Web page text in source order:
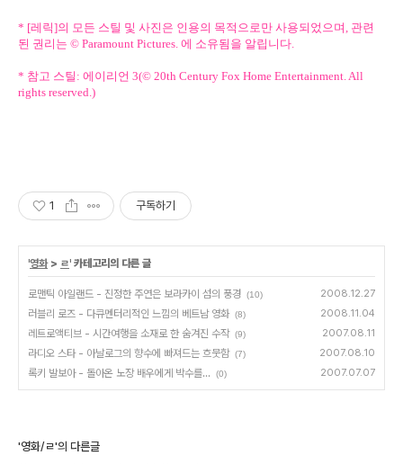
* [레릭]의 모든 스틸 및 사진은 인용의 목적으로만 사용되었으며, 관련
된 권리는 © Paramount Pictures. 에 소유됨을 알립니다.
* 참고 스틸: 에이리언 3(© 20th Century Fox Home Entertainment. All
rights reserved.)
1 구독하기
'영화> ㄹ' 카테고리의 다른 글
로맨틱 아일랜드 - 진정한 주연은 보라카이 섬의 풍경 (10) 2008.12.27
러블리 로즈 - 다큐멘터리적인 느낌의 베트남 영화 (8) 2008.11.04
레트로액티브 - 시간여행을 소재로 한 숨겨진 수작 (9) 2007.08.11
라디오 스타 - 아날로그의 향수에 빠져드는 흐뭇함 (7) 2007.08.10
록키 발보아 - 돌아온 노장 배우에게 박수를... (0) 2007.07.07
'영화/ㄹ'의 다른글